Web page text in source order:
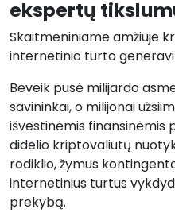
ekspertų
Skaitmeniniame amžiuje
internetinio turto
Beveik pusė milijardo
savininkai, o milijonai
išvestinėmis finansinėmis
didelio kriptovaliutų
rodiklio, žymus
internetinius turtus
prekybą.